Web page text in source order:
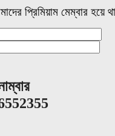
প্রিমিয়াম মেম্বার হয়ে